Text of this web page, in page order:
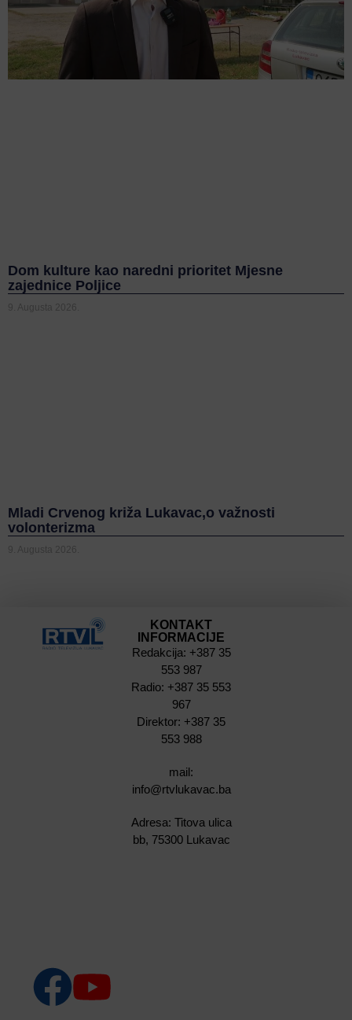
Dom kulture kao naredni prioritet Mjesne
zajednice Poljice
9. Augusta 2026.
Mladi Crvenog križa Lukavac,o važnosti
volonterizma
9. Augusta 2026.
KONTAKT
INFORMACIJE
Redakcija: +387 35
553 987
Radio: +387 35 553
967
Direktor: +387 35
553 988
mail:
info@rtvlukavac.ba
Adresa: Titova ulica
bb, 75300 Lukavac